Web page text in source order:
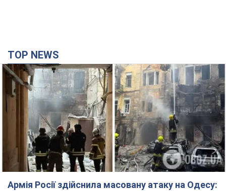
TOP NEWS
Армія Росії здійснила масовану атаку на Одесу: